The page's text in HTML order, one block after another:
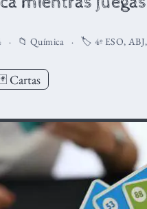
📁 Química 🏷️ 4º ESO, ABJ,
🃏 Cartas